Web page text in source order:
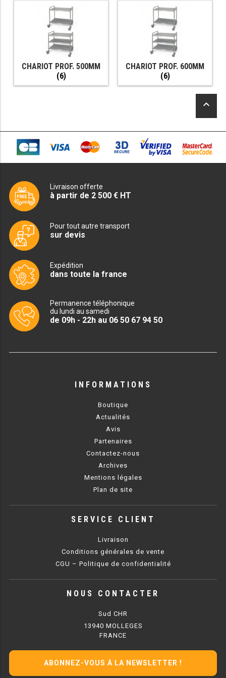
TABLE RÉFRIGÉRÉE
TABLE COMPACTE
TABLE 600
TABLE 700 – 4 PORTES
TABLE 800
TABLE 700 VITRÉE
SOUBASSEMENT RÉFRIGÉRÉ
TABLE DE PRÉPARATION
TABLE DE PRÉPARATION 700 / 800
SALADETTE COMPACTE
MEUBLE À PIZZA COMPACT
MEUBLE À PIZZA
PROFONDEUR 400 VITRÉE
PROFONDEUR 300 INOX
PROFONDEUR 400 INOX
ARMOIRE RÉFRIGÉRÉE
RÉFRIGÉRATEUR
RÉFRIGÉRATEUR VITRÉ
CHARIOT PROF. 500MM
(6)
CHARIOT PROF. 600MM
(6)
keyboard_arrow_up
Livraison offerte
à partir de 2 500 € HT
Pour tout autre transport
sur devis
Expédition
dans toute la france
Permanence téléphonique
du lundi au samedi
de 09h - 22h au 06 50 67 94 50
INFORMATIONS
Boutique
Actualités
Avis
Partenaires
Contactez-nous
Archives
Mentions légales
Plan de site
SERVICE CLIENT
Livraison
Conditions générales de vente
CGU – Politique de confidentialité
NOUS CONTACTER
Sud CHR
13940 MOLLEGES
FRANCE
ABONNEZ-VOUS À LA NEWSLETTER !